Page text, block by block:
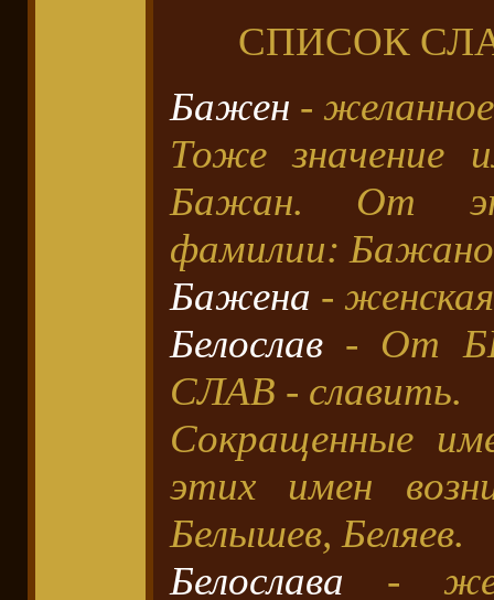
СПИСОК
Бажен -
Тоже значение
Бажан. От
фамилии:
Бажена -
Белослав- От
СЛАВ - славить.
Сокращенные
этих имен
Белышев, Беляев.
Белослава -